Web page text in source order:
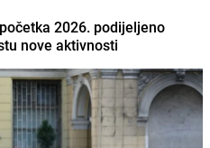
2026. podijeljeno
nove aktivnosti